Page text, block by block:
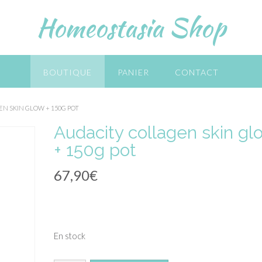
Homeostasia Shop
BOUTIQUE PANIER CONTACT
SKIN GLOW + 150G POT
Audacity collagen skin
+ 150g pot
67,90€
En stock